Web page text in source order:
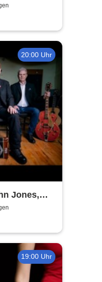
zum
20:00 Uhr
Jones,
- The
2026
19:00 Uhr